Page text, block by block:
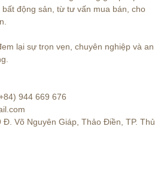
động sản, từ tư vấn mua bán, cho
lại sự trọn vẹn, chuyên nghiệp và an
944 669 676
Đ. Võ Nguyên Giáp, Thảo Điền, TP. Thủ